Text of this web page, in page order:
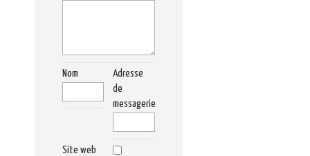
Nom
Adresse
de
messagerie
Site web